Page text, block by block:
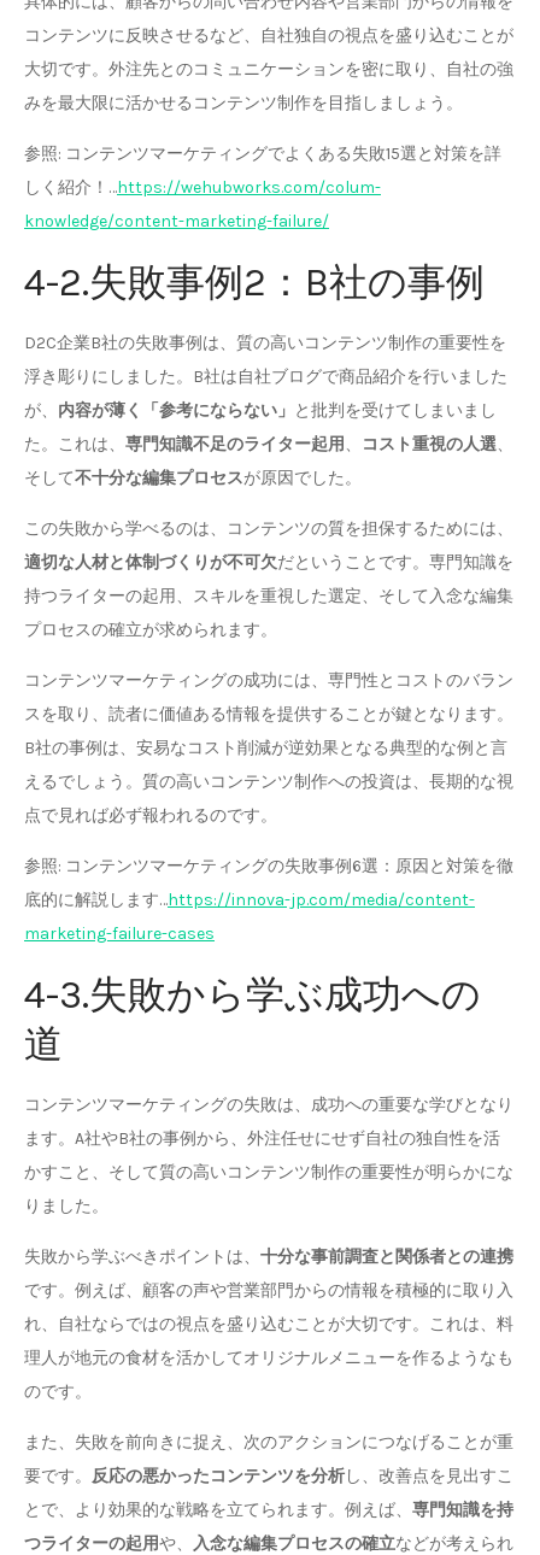
コンテンツに反映させるなど、自社独自の視点を盛り込むことが
大切です。外注先とのコミュニケーションを密に取り、自社の強
みを最大限に活かせるコンテンツ制作を目指しましょう。
参照: コンテンツマーケティングでよくある失敗15選と対策を詳
しく紹介！…https://wehubworks.com/colum-
knowledge/content-marketing-failure/
4-2.失敗事例2：B社の事例
D2C企業B社の失敗事例は、質の高いコンテンツ制作の重要性を
浮き彫りにしました。B社は自社ブログで商品紹介を行いました
が、 内容が薄く「参考にならない」 と批判を受けてしまいまし
た。これは、 専門知識不足のライター起用、 コスト重視の人選、
そして不十分な編集プロセスが原因でした。
この失敗から学べるのは、コンテンツの質を担保するためには、
適切な人材と体制づくりが不可欠だということです。専門知識を
持つライターの起用、スキルを重視した選定、そして入念な編集
プロセスの確立が求められます。
コンテンツマーケティングの成功には、専門性とコストのバラン
スを取り、読者に価値ある情報を提供することが鍵となります。
B社の事例は、安易なコスト削減が逆効果となる典型的な例と言
えるでしょう。質の高いコンテンツ制作への投資は、長期的な視
点で見れば必ず報われるのです。
参照: コンテンツマーケティングの失敗事例6選：原因と対策を徹
底的に解説します…https://innova-jp.com/media/content-
marketing-failure-cases
4-3.失敗から学ぶ成功への
道
コンテンツマーケティングの失敗は、成功への重要な学びとなり
ます。A社やB社の事例から、外注任せにせず自社の独自性を活
かすこと、そして質の高いコンテンツ制作の重要性が明らかにな
りました。
失敗から学ぶべきポイントは、 十分な事前調査と関係者との連携
です。例えば、顧客の声や営業部門からの情報を積極的に取り入
れ、自社ならではの視点を盛り込むことが大切です。これは、料
理人が地元の食材を活かしてオリジナルメニューを作るようなも
のです。
また、失敗を前向きに捉え、次のアクションにつなげることが重
要です。 反応の悪かったコンテンツを分析し、改善点を見出すこ
とで、より効果的な戦略を立てられます。例えば、 専門知識を持
つライターの起用や、 入念な編集プロセスの確立などが考えられ